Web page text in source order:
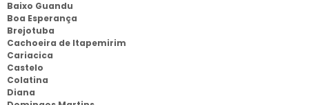
Baixo Guandu
Boa Esperança
Brejotuba
Cachoeira de Itapemirim
Cariacica
Castelo
Colatina
Diana